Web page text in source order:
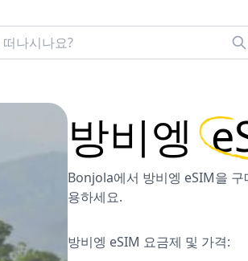
방비엥
Bonjola에서 방비엥 eSIM을
용하세요.
방비엥 eSIM 요금제 및 가격: